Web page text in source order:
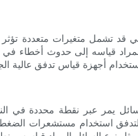
قد تشمل متغيرات متعددة
قياسه إلى حدوث أخطاء
يمر عبر نقطة محددة في
التدفق استخدام مستشعرات